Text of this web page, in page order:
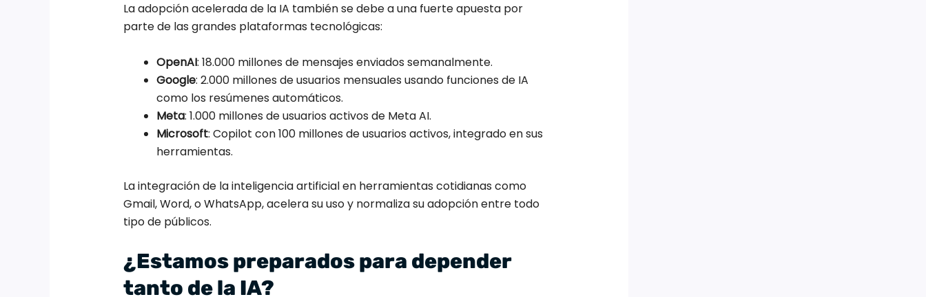
La adopción acelerada de la IA también se debe a una fuerte apuesta por
parte de las grandes plataformas tecnológicas:
OpenAI: 18.000 millones de mensajes enviados semanalmente.
Google: 2.000 millones de usuarios mensuales usando funciones de IA
como los resúmenes automáticos.
Meta: 1.000 millones de usuarios activos de Meta AI.
Microsoft: Copilot con 100 millones de usuarios activos, integrado en sus
herramientas.
La integración de la inteligencia artificial en herramientas cotidianas como
Gmail, Word, o WhatsApp, acelera su uso y normaliza su adopción entre todo
tipo de públicos.
¿Estamos preparados para depender
tanto de la IA?